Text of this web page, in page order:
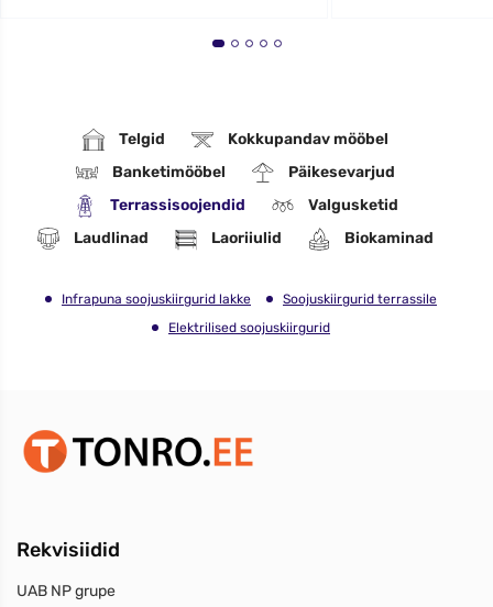
Telgid
Kokkupandav mööbel
Banketimööbel
Päikesevarjud
Terrassisoojendid
Valgusketid
Laudlinad
Laoriiulid Biokaminad
Infrapuna soojuskiirgurid lakke
Soojuskiirgurid terrassile
Elektrilised soojuskiirgurid
Rekvisiidid
UAB NP grupe